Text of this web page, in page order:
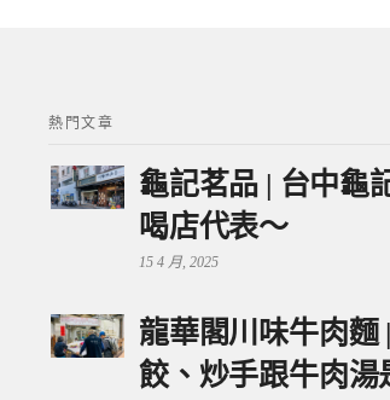
熱門文章
龜記茗品 | 台中龜
喝店代表～
15 4 月, 2025
龍華閣川味牛肉麵
餃、炒手跟牛肉湯